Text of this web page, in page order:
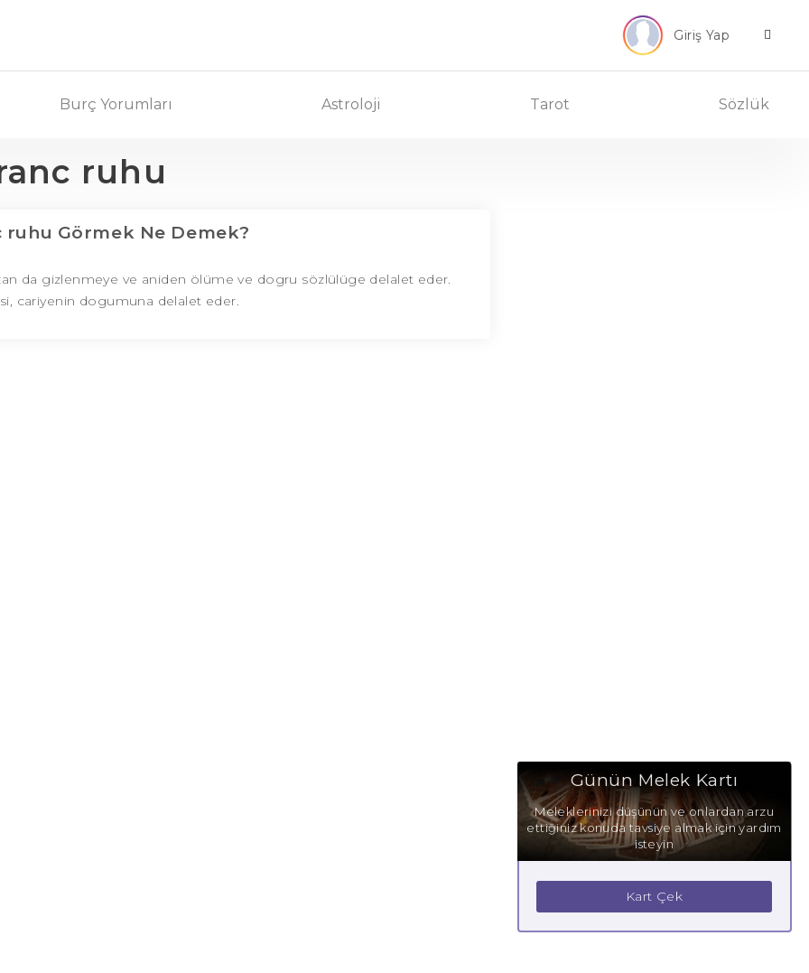
Giriş Yap
Burç Yorumları Astroloji Tarot Sözlük
ruhu
ruhu Görmek Ne Demek?
da gizlenmeye ve aniden ölüme ve dogru sözlülüge delalet eder.
cariyenin dogumuna delalet eder.
Günün Melek Kartı
Meleklerinizi düşünün ve onlardan arzu
ettiğiniz konuda tavsiye almak için yardım
isteyin
Kart Çek